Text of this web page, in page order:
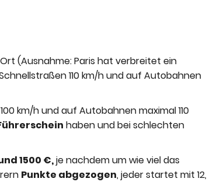
(Ausnahme: Paris hat verbreitet ein
110 km/h und auf Autobahnen
km/h und auf Autobahnen maximal 110
haben und bei schlechten
1500 €,je nachdem um wie viel das
Punkte abgezogen, jeder startet mit 12,